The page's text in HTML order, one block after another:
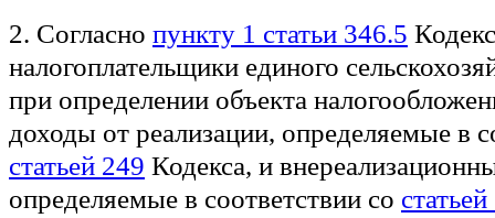
2. Согласно пункту 1 статьи 346.5
налогоплательщики единого
при определении объекта
доходы от реализации, определяемые в
статьей 249 Кодекса, и
определяемые в соответствии со